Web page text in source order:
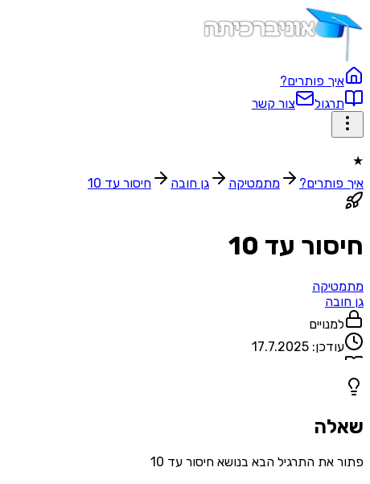
איך פותרים?
תרגול
צור קשר
★
איך פותרים?
מתמטיקה גן חובה חיסור עד 10
חיסור עד 10
מתמטיקה
גן חובה
למנויים
עודכן: 17.7.2025
שאלה
פתור את התרגיל הבא בנושא חיסור עד 10